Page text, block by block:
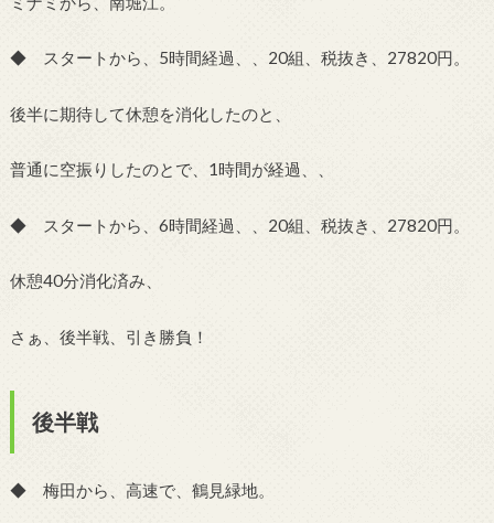
◆ スタートから、5時間経過、、20組、税抜き、27820円。
後半に期待して休憩を消化したのと、
普通に空振りしたのとで、1時間が経過、、
◆ スタートから、6時間経過、、20組、税抜き、27820円。
休憩40分消化済み、
さぁ、後半戦、引き勝負！
後半戦
◆ 梅田から、高速で、鶴見緑地。